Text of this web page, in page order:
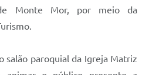
Monte Mor, por meio da
salão paroquial da Igreja Matriz